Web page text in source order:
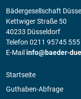
Bädergesellschaft
Kettwiger Straße 50
40233 Düsseldorf
Telefon 0211 95745 555
E-Mail info@baeder-
Startseite
Guthaben-Abfrage